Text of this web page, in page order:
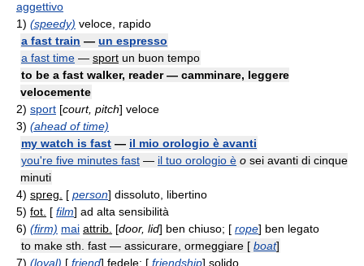
aggettivo
1) (speedy) veloce, rapido
a fast train — un espresso
a fast time — sport un buon tempo
to be a fast walker, reader — camminare, leggere
velocemente
2) sport [court, pitch] veloce
3) (ahead of time)
my watch is fast — il mio orologio è avanti
you're five minutes fast — il tuo orologio è o sei avanti di cinque
minuti
4) spreg. [ person] dissoluto, libertino
5) fot. [ film] ad alta sensibilità
6) (firm) mai attrib. [door, lid] ben chiuso; [ rope] ben legato
to make sth. fast — assicurare, ormeggiare [ boat]
7) (loyal) [ friend] fedele; [ friendship] solido